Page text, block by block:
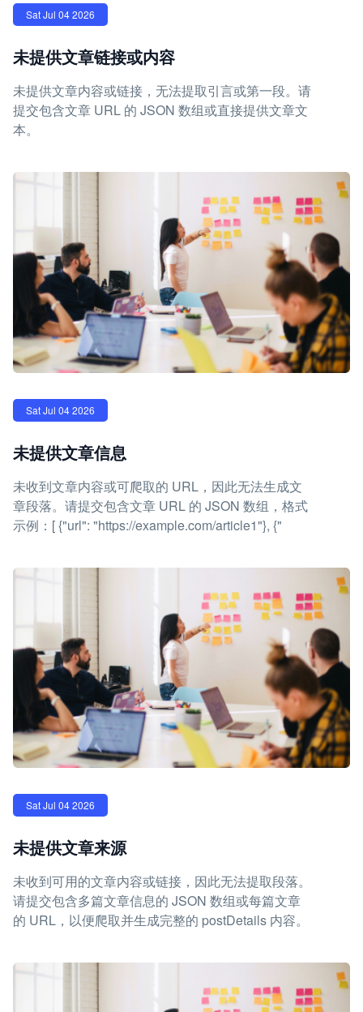
Sat Jul 04 2026
未提供文章链接或内容
未提供文章内容或链接，无法提取引言或第一段。请
提交包含文章 URL 的 JSON 数组或直接提供文章文
本。
Sat Jul 04 2026
未提供文章信息
未收到文章内容或可爬取的 URL，因此无法生成文
章段落。请提交包含文章 URL 的 JSON 数组，格式
示例：[ {"url": "https://example.com/article1"}, {"
Sat Jul 04 2026
未提供文章来源
未收到可用的文章内容或链接，因此无法提取段落。
请提交包含多篇文章信息的 JSON 数组或每篇文章
的 URL，以便爬取并生成完整的 postDetails 内容。